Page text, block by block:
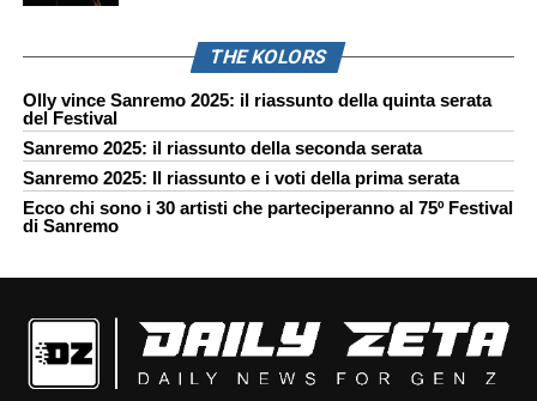
THE KOLORS
Olly vince Sanremo 2025: il riassunto della quinta serata
del Festival
Sanremo 2025: il riassunto della seconda serata
Sanremo 2025: Il riassunto e i voti della prima serata
Ecco chi sono i 30 artisti che parteciperanno al 75º Festival
di Sanremo